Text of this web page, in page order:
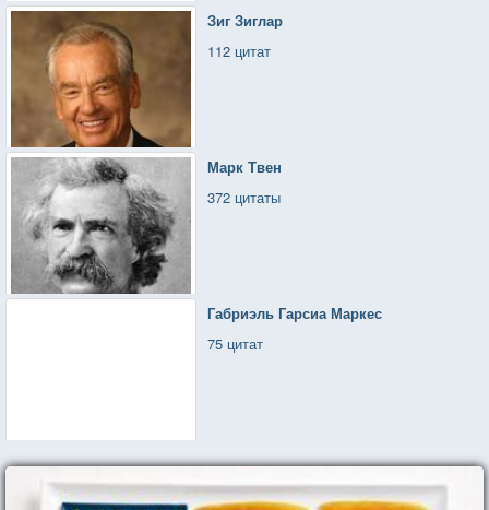
Зиг Зиглар
112 цитат
Марк Твен
372 цитаты
Габриэль Гарсиа Маркес
75 цитат